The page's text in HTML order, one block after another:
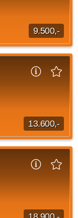
9.500,-
2-
god
13.600,-
Hillerød på
på 13.600 kroner